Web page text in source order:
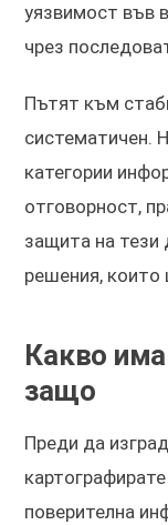
уязвимост във
чрез
Пътят към
систематичен.
категории
отговорност,
защита на тези
решения, които
Какво
защо
Преди да
поверителна